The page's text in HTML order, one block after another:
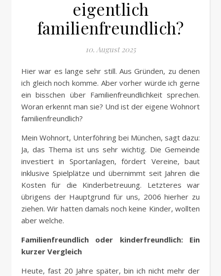
eigentlich
familienfreundlich?
10. August 2025
Hier war es lange sehr still. Aus Gründen, zu denen
ich gleich noch komme. Aber vorher würde ich gerne
ein bisschen über Familienfreundlichkeit sprechen.
Woran erkennt man sie? Und ist der eigene Wohnort
familienfreundlich?
Mein Wohnort, Unterföhring bei München, sagt dazu:
Ja, das Thema ist uns sehr wichtig. Die Gemeinde
investiert in Sportanlagen, fördert Vereine, baut
inklusive Spielplätze und übernimmt seit Jahren die
Kosten für die Kinderbetreuung. Letzteres war
übrigens der Hauptgrund für uns, 2006 hierher zu
ziehen. Wir hatten damals noch keine Kinder, wollten
aber welche.
Familienfreundlich oder kinderfreundlich: Ein
kurzer Vergleich
Heute, fast 20 Jahre später, bin ich nicht mehr der